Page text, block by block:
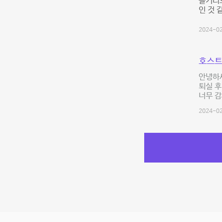
인 것
2024-
호스
안녕하
퇴실
너무
2024-